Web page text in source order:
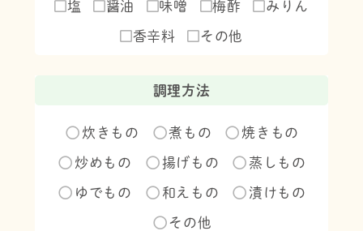
塩 醤油 味噌 梅酢 みりん
香辛料 その他
調理方法
炊きもの 煮もの 焼きもの
炒めもの 揚げもの 蒸しもの
ゆでもの 和えもの 漬けもの
その他